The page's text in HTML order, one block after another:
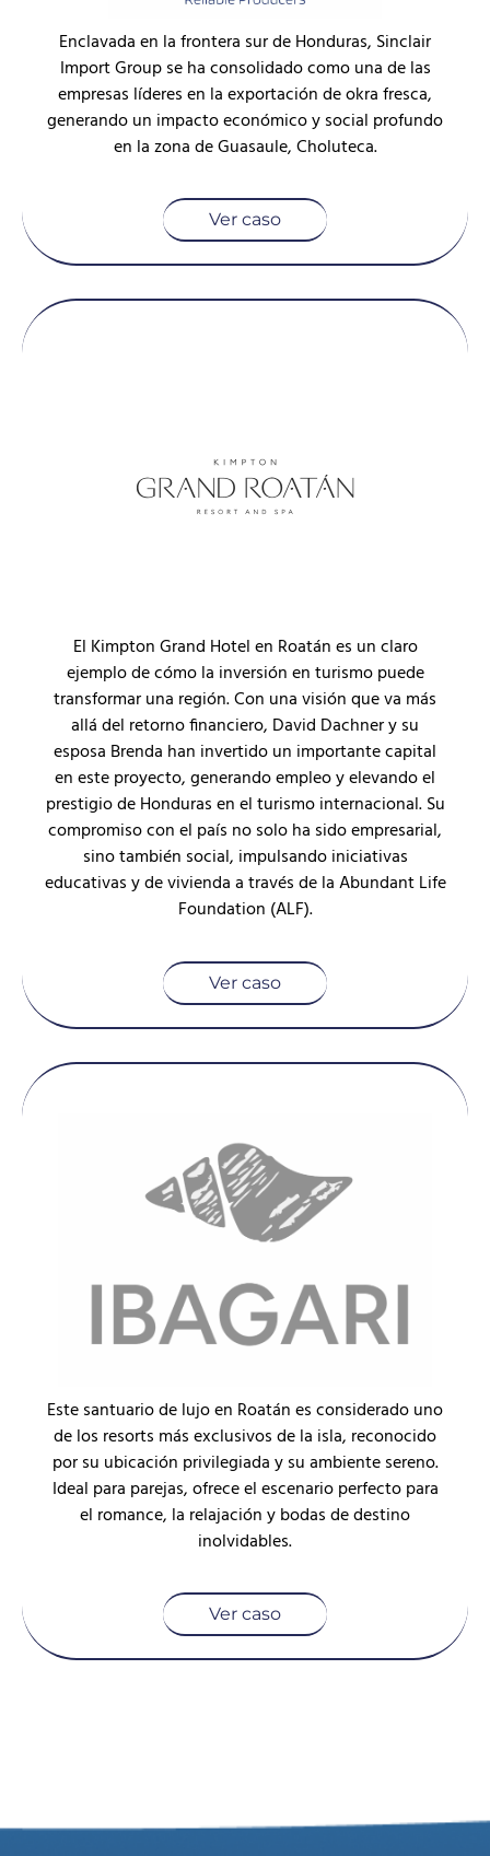
Enclavada en la frontera sur de Honduras, Sinclair
Import Group se ha consolidado como una de las
empresas líderes en la exportación de okra fresca,
generando un impacto económico y social profundo
en la zona de Guasaule, Choluteca.
Ver caso
El Kimpton Grand Hotel en Roatán es un claro
ejemplo de cómo la inversión en turismo puede
transformar una región. Con una visión que va más
allá del retorno financiero, David Dachner y su
esposa Brenda han invertido un importante capital
en este proyecto, generando empleo y elevando el
prestigio de Honduras en el turismo internacional. Su
compromiso con el país no solo ha sido empresarial,
sino también social, impulsando iniciativas
educativas y de vivienda a través de la Abundant Life
Foundation (ALF).
Ver caso
Este santuario de lujo en Roatán es considerado uno
de los resorts más exclusivos de la isla, reconocido
por su ubicación privilegiada y su ambiente sereno.
Ideal para parejas, ofrece el escenario perfecto para
el romance, la relajación y bodas de destino
inolvidables.
Ver caso